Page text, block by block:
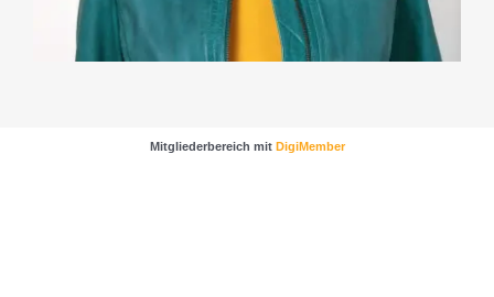
Mitgliederbereich mit DigiMember